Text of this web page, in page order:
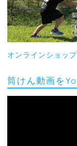
オンラインショッ
筒けん動画を